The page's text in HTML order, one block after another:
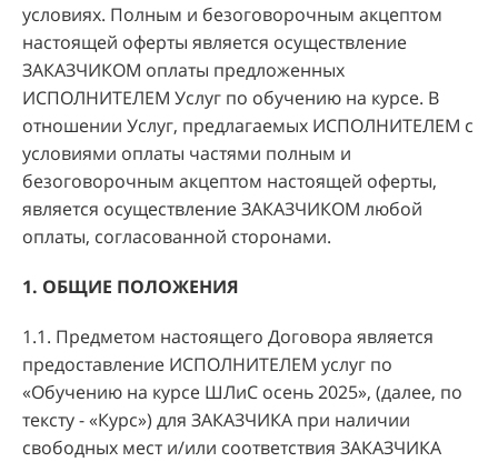
условиях. Полным и безоговорочным акцептом
настоящей оферты является осуществление
ЗАКАЗЧИКОМ оплаты предложенных
ИСПОЛНИТЕЛЕМ Услуг по обучению на курсе. В
отношении Услуг, предлагаемых ИСПОЛНИТЕЛЕМ с
условиями оплаты частями полным и
безоговорочным акцептом настоящей оферты,
является осуществление ЗАКАЗЧИКОМ любой
оплаты, согласованной сторонами.
1. ОБЩИЕ ПОЛОЖЕНИЯ
1.1. Предметом настоящего Договора является
предоставление ИСПОЛНИТЕЛЕМ услуг по
«Обучению на курсе ШЛиС осень 2025», (далее, по
тексту - «Курс») для ЗАКАЗЧИКА при наличии
свободных мест и/или соответствия ЗАКАЗЧИКА